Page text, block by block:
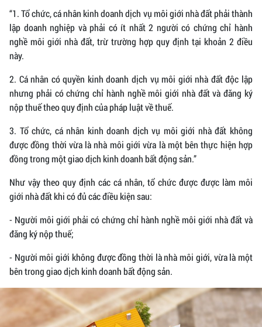
“1. Tổ chức, cá nhân kinh doanh dịch vụ môi giới nhà đất phải thành
lập doanh nghiệp và phải có ít nhất 2 người có chứng chỉ hành
nghề môi giới nhà đất, trừ trường hợp quy định tại khoản 2 điều
này.
2. Cá nhân có quyền kinh doanh dịch vụ môi giới nhà đất độc lập
nhưng phải có chứng chỉ hành nghề môi giới nhà đất và đăng ký
nộp thuế theo quy định của pháp luật về thuế.
3. Tổ chức, cá nhân kinh doanh dịch vụ môi giới nhà đất không
được đồng thời vừa là nhà môi giới vừa là một bên thực hiện hợp
đồng trong một giao dịch kinh doanh bất động sản.”
Như vậy theo quy định các cá nhân, tổ chức được được làm môi
giới nhà đất khi có đủ các điều kiện sau:
- Người môi giới phải có chứng chỉ hành nghề môi giới nhà đất và
đăng ký nộp thuế;
- Người môi giới không được đồng thời là nhà môi giới, vừa là một
bên trong giao dịch kinh doanh bất động sản.